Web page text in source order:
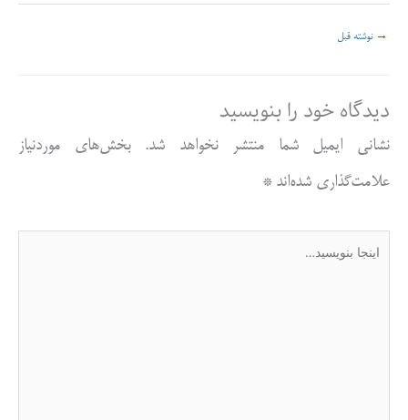
→ نوشته قبل
دیدگاه‌ خود را بنویسید
نشانی ایمیل شما منتشر نخواهد شد.
بخش‌های موردنیاز
علامت‌گذاری شده‌اند*